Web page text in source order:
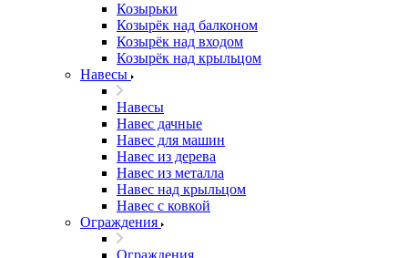
Козырьки
Козырёк над балконом
Козырёк над входом
Козырёк над крыльцом
Навесы
Навесы
Навес дачные
Навес для машин
Навес из дерева
Навес из металла
Навес над крыльцом
Навес с ковкой
Ограждения
Ограждения